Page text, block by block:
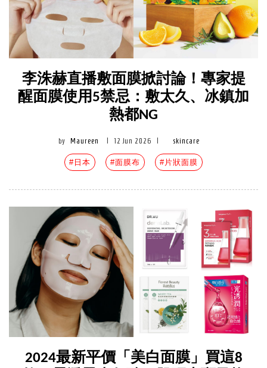
李洙赫直播敷面膜掀討論！專家提
醒面膜使用5禁忌：敷太久、冰鎮加
熱都NG
by Maureen 12 Jun 2026 skincare
#日本 #面膜布 #片狀面膜
2024最新平價「美白面膜」買這8